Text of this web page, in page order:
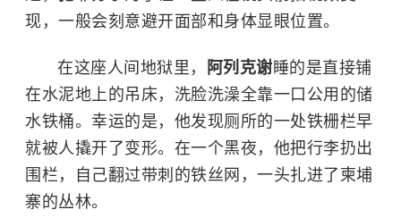
现，一般会刻意避开面部和身体显眼位置。
在这座人间地狱里， 阿列克谢睡的是直接铺
在水泥地上的吊床，洗脸洗澡全靠一口公用的储
水铁桶。幸运的是，他发现厕所的一处铁栅栏早
就被人撬开了变形。在一个黑夜，他把行李扔出
围栏，自己翻过带刺的铁丝网，一头扎进了柬埔
寨的丛林。